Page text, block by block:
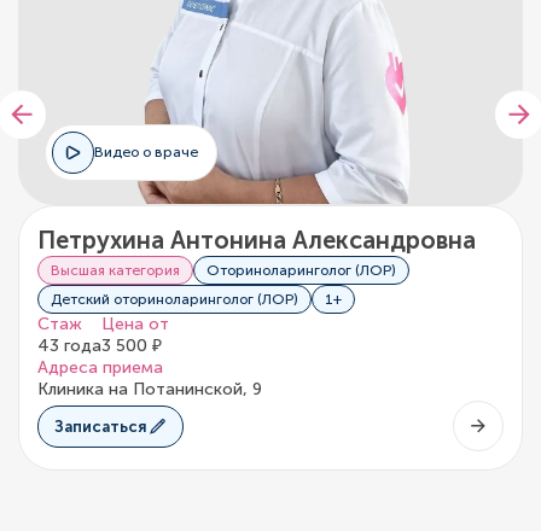
Видео о враче
Петрухина Антонина Александровна
Высшая категория
Оториноларинголог (ЛОР)
Детский оториноларинголог (ЛОР)
1+
Стаж
43 года
Цена от
3 500 ₽
Адреса приема
Клиника на Потанинской, 9
Записаться